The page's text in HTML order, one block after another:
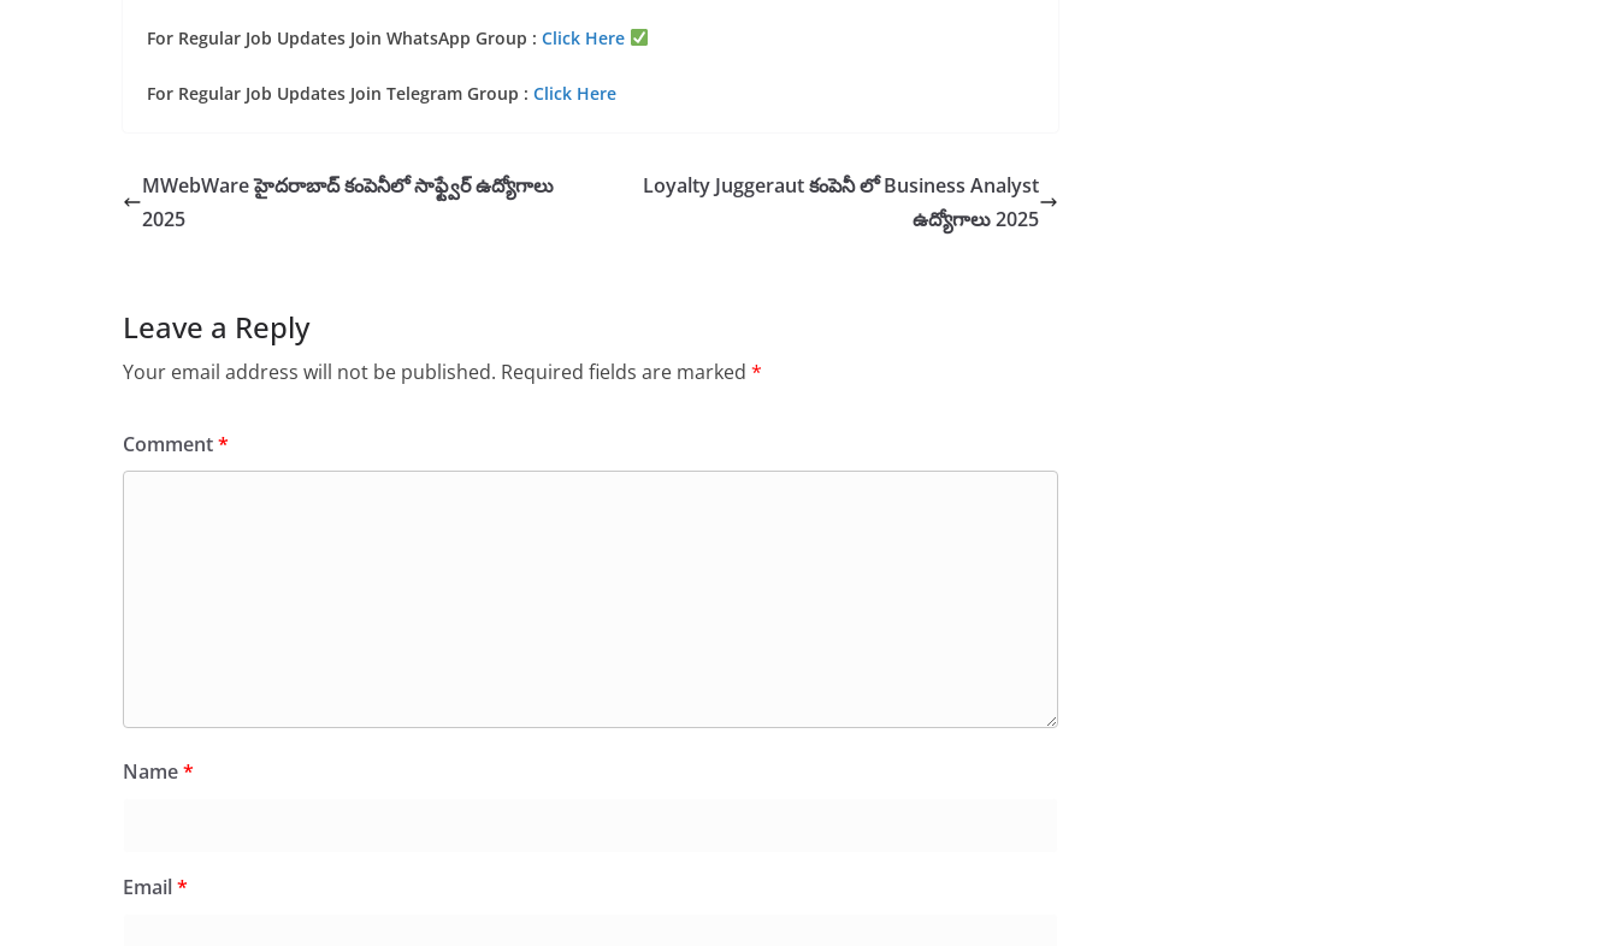
For Regular Job Updates Join WhatsApp Group : Click Here
For Regular Job Updates Join Telegram Group : Click Here
MWebWare హైదరాబాద్ కంపెనీలో సాఫ్ట్వేర్ ఉద్యోగాలు
2025
Loyalty Juggeraut కంపెనీ లో Business Analyst
ఉద్యోగాలు 2025
Leave a Reply
Your email address will not be published. Required fields are marked *
Comment*
Name*
Email*